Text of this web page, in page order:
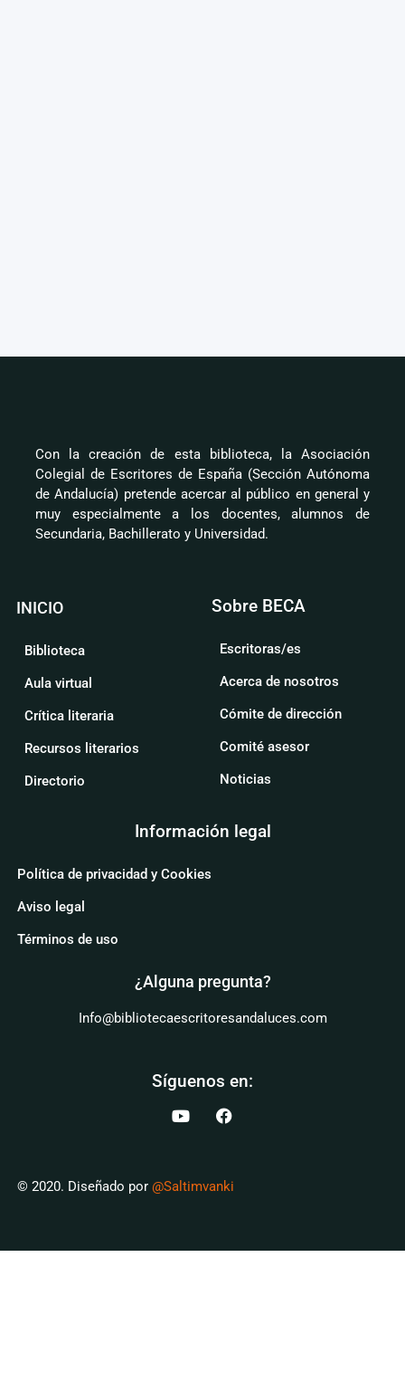
Con la creación de esta biblioteca, la Asociación
Colegial de Escritores de España (Sección Autónoma
de Andalucía) pretende acercar al público en general y
muy especialmente a los docentes, alumnos de
Secundaria, Bachillerato y Universidad.
INICIO
Biblioteca
Aula virtual
Crítica literaria
Recursos literarios
Directorio
Sobre BECA
Escritoras/es
Acerca de nosotros
Cómite de dirección
Comité asesor
Noticias
Información legal
Política de privacidad y Cookies
Aviso legal
Términos de uso
¿Alguna pregunta?
Info@bibliotecaescritoresandaluces.com
© 2020. Diseñado por @Saltimvanki
Síguenos en: